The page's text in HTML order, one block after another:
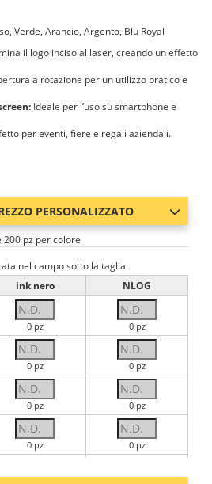
Verde, Arancio, Argento, Blu Royal
il logo inciso al laser, creando un effetto
a rotazione per un utilizzo pratico e
Ideale per l’uso su smartphone e
per eventi, fiere e regali aziendali.
PERSONALIZZATO
pz per colore
nel campo sotto la taglia.
ink nero NLOG
0 pz 0 pz
0 pz 0 pz
0 pz 0 pz
0 pz 0 pz